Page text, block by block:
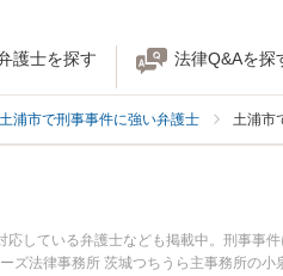
護士を探す 法律Q&Aを探
土浦市で刑事事件に強い弁護士 土浦市
している弁護士なども掲載中。刑事事
法律事務所 茨城つちうら主事務所の